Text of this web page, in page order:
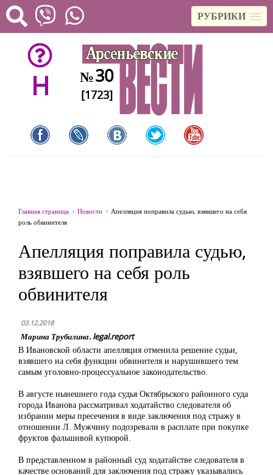
РУБРИКИ
H №30
[1723]
Главная страница Новости
Апелляция поправила судью, взявшего на себя
роль обвинителя
Апелляция поправила судью,
взявшего на себя роль
обвинителя
03.12.2018
Марина Трубилина. legal.report
В Ивановской области апелляция отменила решение судьи,
взявшего на себя функции обвинителя и нарушившего тем
самым уголовно-процессуальное законодательство.
В августе нынешнего года судья Октябрьского районного суда
города Иванова рассматривал ходатайство следователя об
избрании меры пресечения в виде заключения под стражу в
отношении Л. Мужчину подозревали в расплате при покупке
фруктов фальшивой купюрой.
В представленном в районный суд ходатайстве следователя в
качестве оснований для заключения под стражу указывались